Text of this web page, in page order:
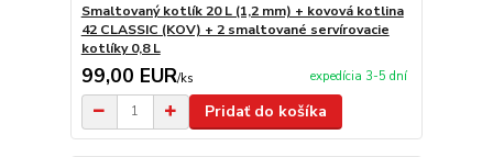
Smaltovaný kotlík 20 L (1,2 mm) + kovová kotlina
42 CLASSIC (KOV) + 2 smaltované servírovacie
kotlíky 0,8 L
99,00 EUR/ks expedícia 3-5 dní
Pridať do košíka